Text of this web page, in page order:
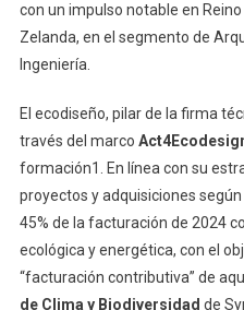
con un impulso notable en
Zelanda, en el segmento de
Ingeniería.
El ecodiseño, pilar de la firma
través del marco
formación1. En línea con su
proyectos y adquisiciones
45% de la facturación de 2024
ecológica y energética, con el
“facturación contributiva” de
de Clima y Biodiversidad de